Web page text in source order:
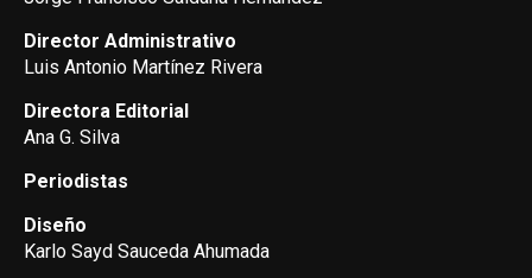
Director Administrativo
Luis Antonio Martínez Rivera
Directora Editorial
Ana G. Silva
Periodistas
Diseño
Karlo Sayd Sauceda Ahumada